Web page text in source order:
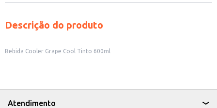
Descrição do produto
Bebida Cooler Grape Cool Tinto 600ml
Atendimento